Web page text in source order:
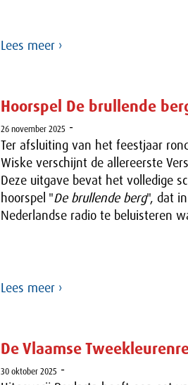
Lees meer ›
Hoorspel De brullende
26 november 2025 -
Ter afsluiting van het feestjaar
Wiske verschijnt de allereerste
Deze uitgave bevat het volledige
hoorspel "De brullende berg", dat
Nederlandse radio te beluisteren
Lees meer ›
De Vlaamse
30 oktober 2025 -